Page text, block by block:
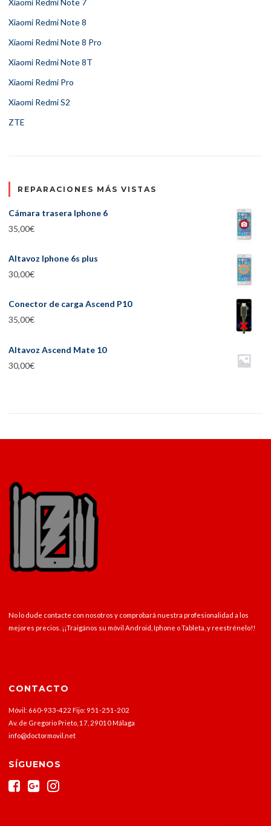
Xiaomi Redmi Note 8
Xiaomi Redmi Note 8 Pro
Xiaomi Redmi Note 8T
Xiaomi Redmi Pro
Xiaomi Redmi S2
ZTE
REPARACIONES MÁS VISTAS
Cámara trasera Iphone 6
35,00€
Altavoz Iphone 6s plus
30,00€
Conector de carga Ascend P10
35,00€
Altavoz Ascend Mate 10
30,00€
No lo dude contacte con nosotros y comprobará nuestra profesionalidad a los
mejores precios. ¡¡Traigános su móvil Android, Iphone o Tableta, y reestrénelo!!
CONTACTO
Móvil: 660-933-422 Fijo: 951-251-202
Av. de Gregorio Prieto, 17, 29010 Málaga
info@doctormovil.net
SÍGUENOS